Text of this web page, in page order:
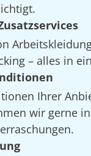
– alles in
Ihrer
wir gerne